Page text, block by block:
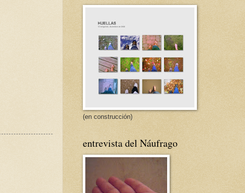
(en construcción)
entrevista del Náufrago